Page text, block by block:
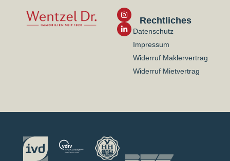
Rechtliches
Datenschutz
Impressum
Widerruf Maklervertrag
Widerruf Mietvertrag